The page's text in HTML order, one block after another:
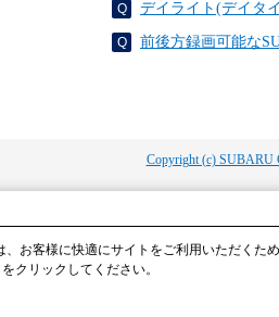
デイライト(デイタ
前後方録画可能な
Copyright (c) SUBARU
お客様に快適にサイトをご利用いただく
クリックしてください。​